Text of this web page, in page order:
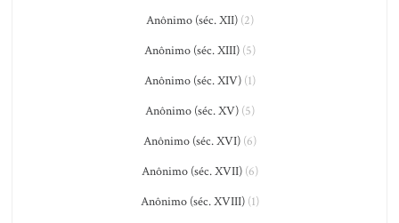
Anônimo (séc. XII)(2)
Anônimo (séc. XIII)(5)
Anônimo (séc. XIV)(1)
Anônimo (séc. XV)(5)
Anônimo (séc. XVI)(6)
Anônimo (séc. XVII)(6)
Anônimo (séc. XVIII)(1)